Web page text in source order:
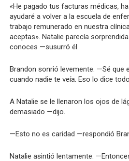
«He pagado tus facturas médicas,
ayudaré a volver a la escuela de
trabajo remunerado en nuestra
aceptas». Natalie parecía
conoces —susurró él.
Brandon sonrió levemente. —Sé que
cuando nadie te veía. Eso lo dice
A Natalie se le llenaron los ojos de
demasiado —dijo.
—Esto no es caridad —respondió
Natalie asintió lentamente.